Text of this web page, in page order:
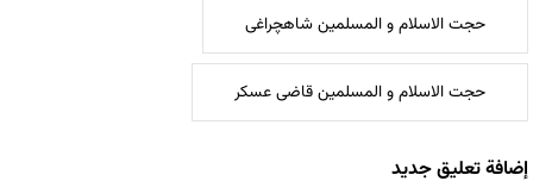
حجت الاسلام و المسلمین شاهچراغی
حجت الاسلام و المسلمین قاضی عسکر
إضافة تعليق جديد